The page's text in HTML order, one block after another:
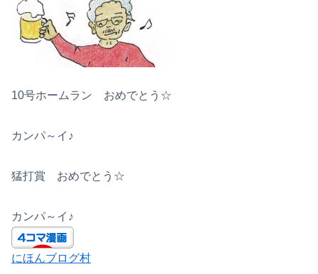
10号ホームラン おめでとう☆
カンパ～イ♪
猛打賞 おめでとう☆
カンパ～イ♪
にほんブログ村